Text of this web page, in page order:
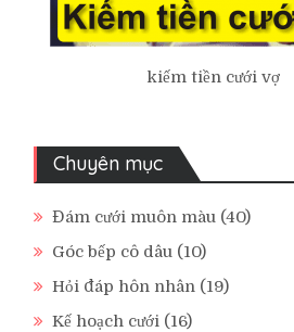
kiếm tiền cưới vợ
Chuyên mục
Đám cưới muôn màu (40)
Góc bếp cô dâu (10)
Hỏi đáp hôn nhân (19)
Kế hoạch cưới (16)